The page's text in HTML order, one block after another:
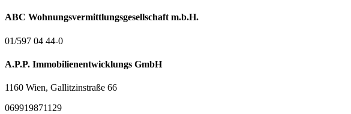
ABC Wohnungsvermittlungsgesellschaft m.b.H.
01/597 04 44-0
A.P.P. Immobilienentwicklungs GmbH
1160 Wien, Gallitzinstraße 66
069919871129